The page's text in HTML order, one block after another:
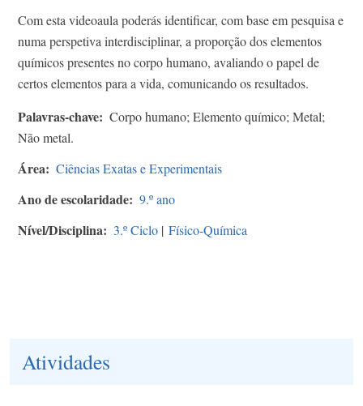
Com esta videoaula poderás identificar, com base em pesquisa e
numa perspetiva interdisciplinar, a proporção dos elementos
químicos presentes no corpo humano, avaliando o papel de
certos elementos para a vida, comunicando os resultados.
Palavras-chave
Corpo humano; Elemento químico; Metal;
Não metal.
Área Ciências Exatas e Experimentais
Ano de escolaridade 9.º ano
Nível/Disciplina 3.º Ciclo | Físico-Química
Atividades